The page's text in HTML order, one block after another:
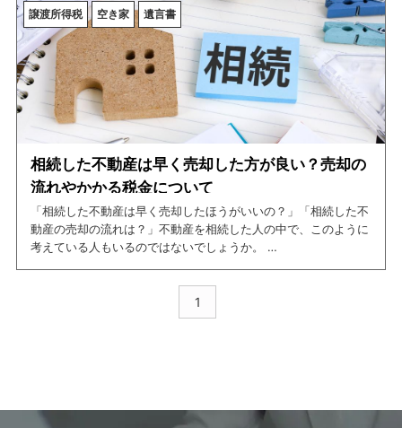
この記事を読めば、相続した不動産を売却する際の注意点につい
て網羅できますので、是非ご一読ください。
譲渡所得税 空き家 遺言書
相続した不動産は早く売却した方が良い？売却の
流れやかかる税金について
「相続した不動産は早く売却したほうがいいの？」「相続した不
動産の売却の流れは？」不動産を相続した人の中で、このように
考えている人もいるのではないでしょうか。
そこで、今回の記事では相続した不動産を早く売却するメリット
や、具体的な売却の流れについて紹介しています。
この記事を読めば、相続した不動産の売却についての情報を網羅
1